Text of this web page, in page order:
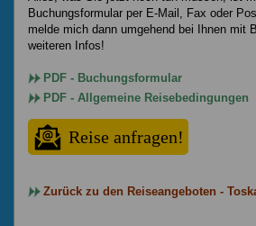
Buchungsformular per E-Mail, Fax oder
melde mich dann umgehend bei Ihnen mit
weiteren Infos!
PDF - Buchungsformular
PDF - Allgemeine Reisebedingungen
Reise anfragen!
Zurück zu den Reiseangeboten -